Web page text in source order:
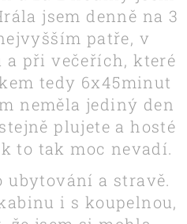
jsem denně na 3
patře, v
a při večeřích, které
tedy 6x45minut
neměla jediný den
plujete a hosté
to tak moc nevadí.
ubytování a stravě.
i s koupelnou,